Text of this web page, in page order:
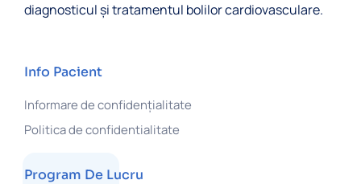
diagnosticul şi tratamentul bolilor cardiovasculare.
Info Pacient
Informare de confidențialitate
Politica de confidentialitate
Program De Lucru